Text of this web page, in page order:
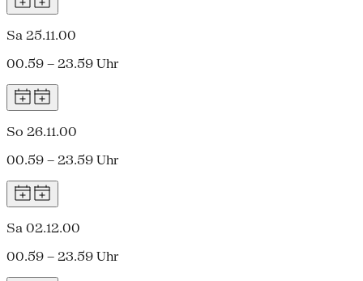
Sa 25.11.00
00.59 – 23.59 Uhr
So 26.11.00
00.59 – 23.59 Uhr
Sa 02.12.00
00.59 – 23.59 Uhr